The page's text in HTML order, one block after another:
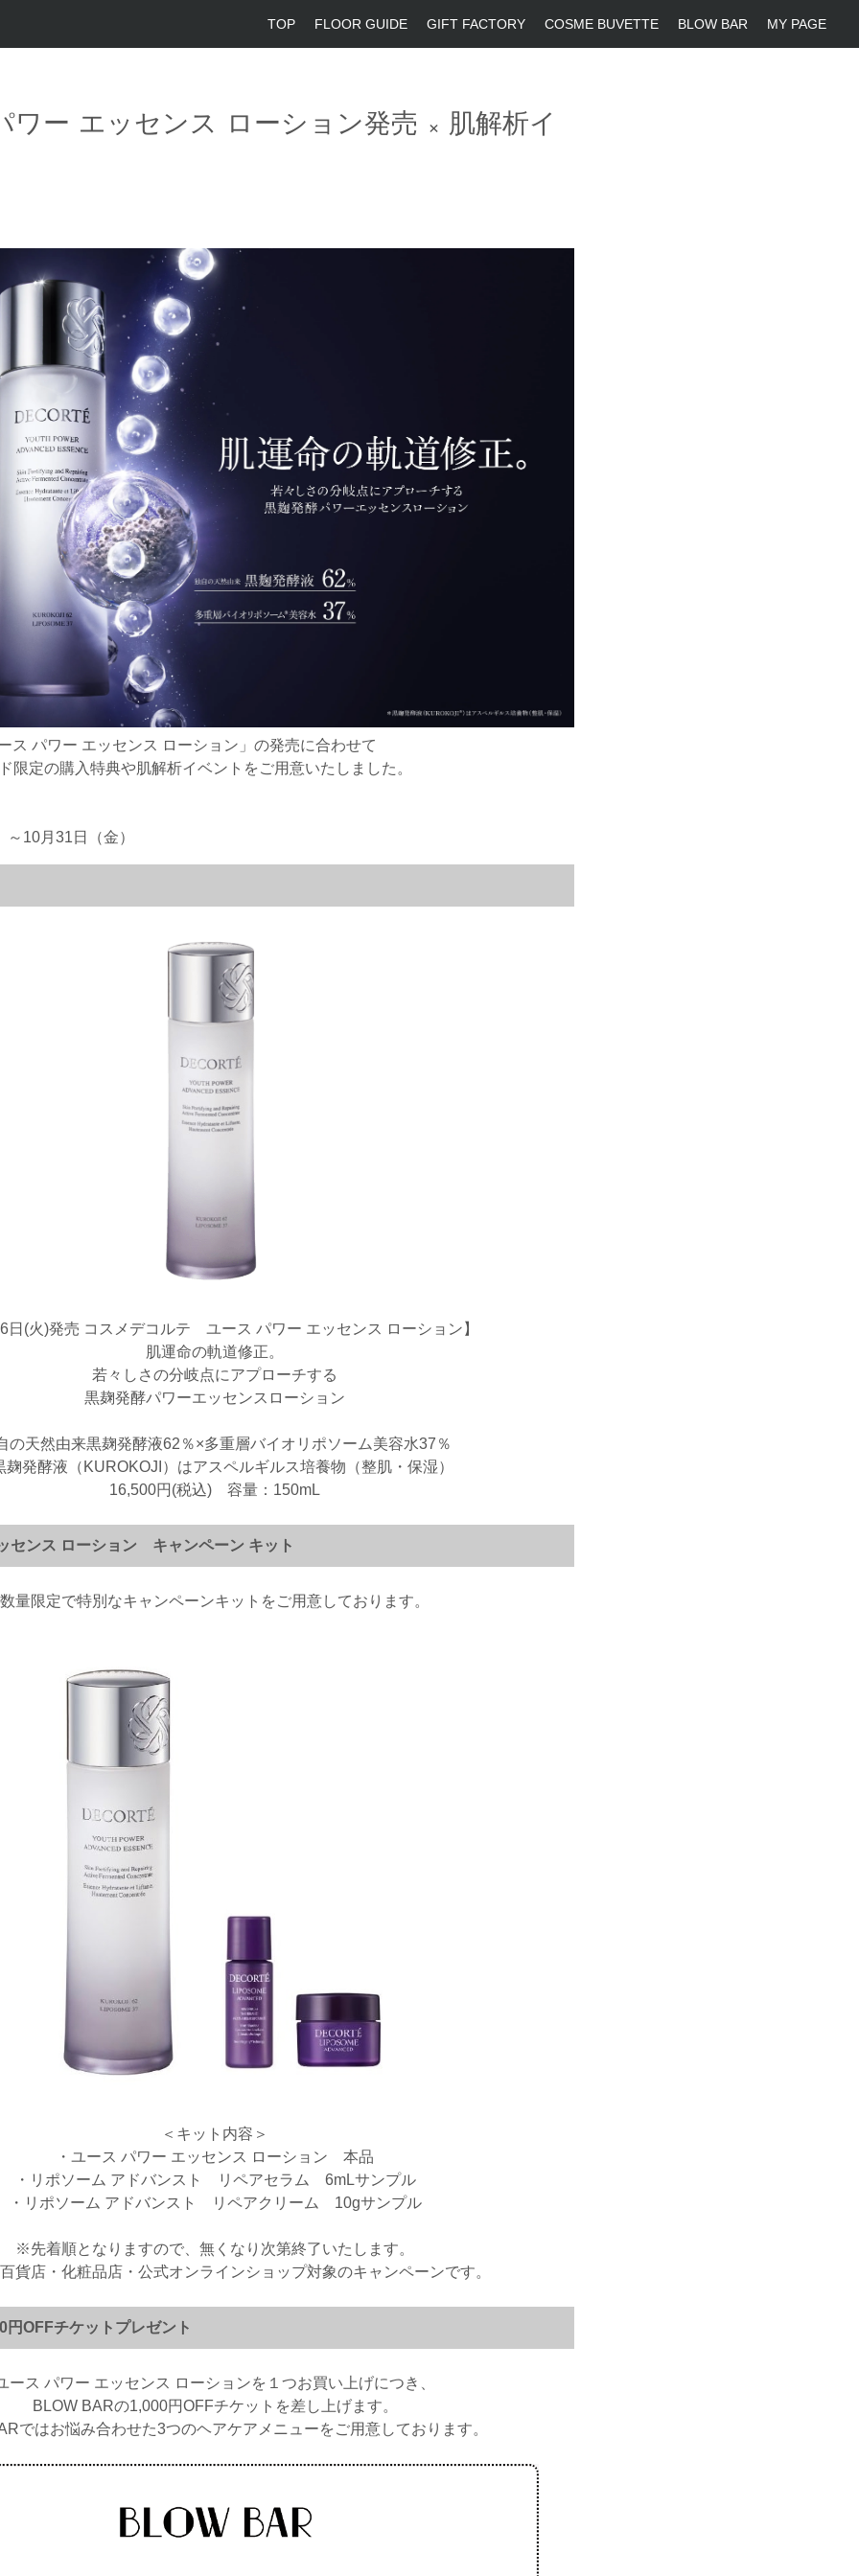
TOP FLOOR GUIDE GIFT FACTORY COSME BUVETTE BLOW BAR MY PAGE
ワー エッセンス ローション発売 × 肌解析イ
ス パワー エッセンス ローション」の発売に合わせて
限定の購入特典や肌解析イベントをご用意いたしました。
10月31日（金）
日(火)発売 コスメデコルテ ユース パワー エッセンス ローション】
肌運命の軌道修正。
若々しさの分岐点にアプローチする
黒麹発酵パワーエッセンスローション
の天然由来黒麹発酵液62％×多重層バイオリポソーム美容水37％
麹発酵液（KUROKOJI）はアスペルギルス培養物（整肌・保湿）
16,500円(税込) 容量：150mL
センス ローション キャンペーン キット
数量限定で特別なキャンペーンキットをご用意しております。
＜キット内容＞
・ユース パワー エッセンス ローション 本品
・リポソーム アドバンスト リペアセラム 6mLサンプル
・リポソーム アドバンスト リペアクリーム 10gサンプル
※先着順となりますので、無くなり次第終了いたします。
貨店・化粧品店・公式オンラインショップ対象のキャンペーンです。
OFFチケットプレゼント
ース パワー エッセンス ローションを１つお買い上げにつき、
BLOW BARの1,000円OFFチケットを差し上げます。
ではお悩み合わせた3つのヘアケアメニューをご用意しております。